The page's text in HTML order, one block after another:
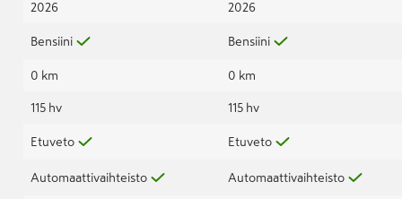
2026
Bensiini
0 km
115 hv
Etuveto
Automaattivaihteisto
2026
Bensiini
0 km
115 hv
Etuveto
Automaattivaihteisto